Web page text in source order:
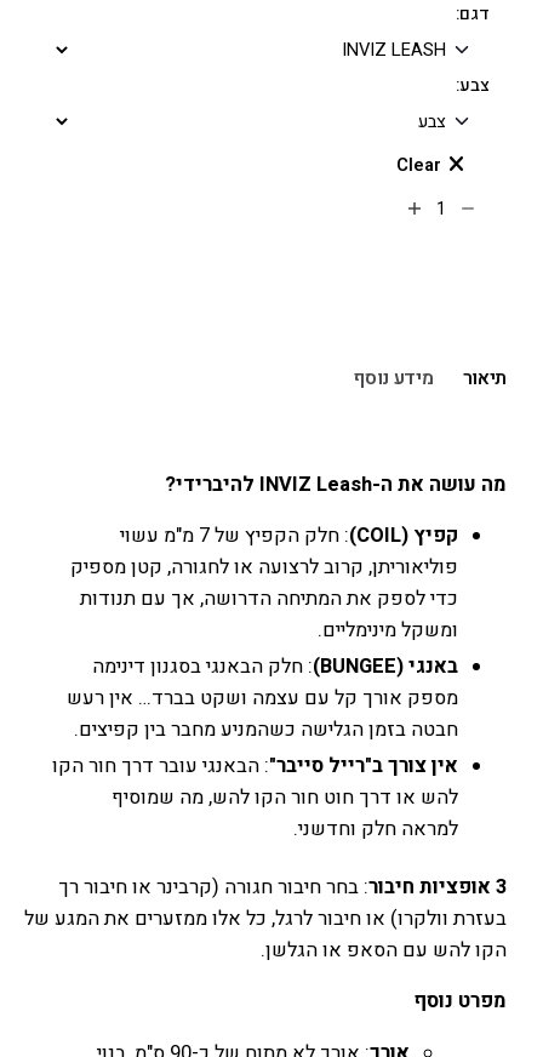
דגם:
צבע:
Clear
תיאור מידע נוסף
מה עושה את ה-INVIZ Leash להיברידי?
קפיץ (COIL)
: חלק הקפיץ של 7 מ"מ עשוי
פוליאוריתן, קרוב לרצועה או לחגורה, קטן מספיק
כדי לספק את המתיחה הדרושה, אך עם תנודות
ומשקל מינימליים.
באנגי (BUNGEE)
: חלק הבאנגי בסגנון דינימה
מספק אורך קל עם עצמה ושקט בברד… אין רעש
חבטה בזמן הגלישה כשהמניע מחבר בין קפיצים.
אין צורך ב"רייל סייבר": הבאנגי עובר דרך חור הקו
להש או דרך חוט חור הקו להש, מה שמוסיף
למראה חלק וחדשני.
3 אופציות חיבור
: בחר חיבור חגורה (קרבינר או חיבור רך
בעזרת וולקרו) או חיבור לרגל, כל אלו ממזערים את המגע של
הקו להש עם הסאפ או הגלשן.
מפרט נוסף